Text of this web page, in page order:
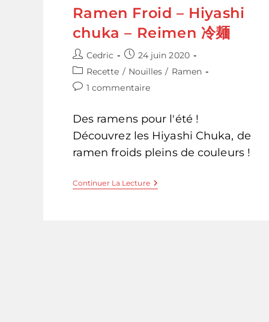
Ramen Froid – Hiyashi
chuka – Reimen 冷麺
Auteur/autrice
de
la
publication :
Cedric
Publication
publiée :
24 juin 2020
Post
category:
Recette / Nouilles / Ramen
Commentaires
publication :
1 commentaire
Des ramens pour l'été !
Découvrez les Hiyashi Chuka, de
ramen froids pleins de couleurs !
Continuer La LectureRamen
Froid